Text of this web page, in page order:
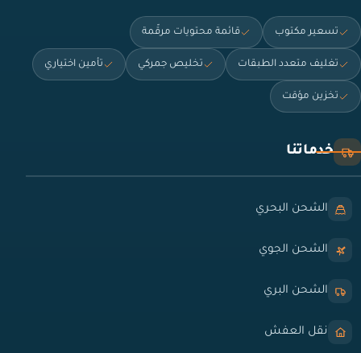
تسعير مكتوب قائمة محتويات مرقّمة
تغليف متعدد الطبقات تخليص جمركي تأمين اختياري
تخزين مؤقت
خدماتنا
الشحن البحري
الشحن الجوي
الشحن البري
نقل العفش